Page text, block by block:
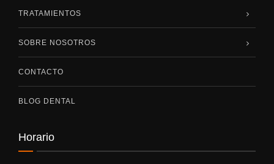
TRATAMIENTOS
SOBRE NOSOTROS
CONTACTO
BLOG DENTAL
Horario